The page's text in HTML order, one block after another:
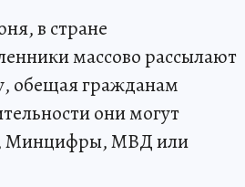
в стране
массово рассылают
обещая гражданам
они могут
Минцифры, МВД или